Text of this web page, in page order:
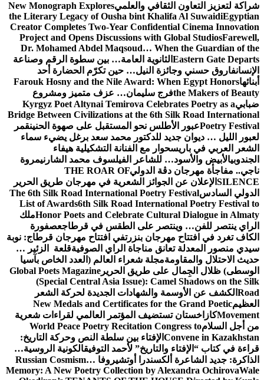
شراكة لتعزيز التعاون الثقافي والعلميNew Monograph Explores
the Literary Legacy of Ousha bint Khalifa Al SuwaidiEgyptian
Creator Completes Two-Year Confidential Cinema Innovation
Project and Opens Discussions with Global StudiosFarewell,
Dr. Mohamed Abdel Maqsoud… When the Guardian of the
Eastern Gate Departs الثانوية العامة… بين سطوة الرقم وصناعة
الإنسانفاروق حسني وجائزة النيل… حين تكرّم الحضارة أحد
أبنائهاFarouk Hosny and the Nile Award: When Egypt Honors
the Makers of Beautyفرج سليمان… عزف متميز ومشروع
ضبابيKyrgyz Poet Altynai Temirova Celebrates Poetry as a
Bridge Between Civilizations at the 6th Silk Road International
Poetry Festivalعبور الأطلس نحو المستقبل على صهوة الحنينقمر
لعبور الليل … ديوان جديد للدكتور محمد سعد برغل يضيء سماء
الشعر العربي في باريسحوار مع الفنانة التشكيلية هيفاء
الجندوبيالأبيض والأسود… للشاعر الفيلسوف محمد الشارنيمروة
ناجي.. مفاجأة مهرجان دڨة الدوليTHE ROAR OF
SILENCE الإعلان عن الجوائز الشعرية في مهرجان طريق الحرير
الدولي السادسThe 6th Silk Road International Poetry Festival
List of Awards6th Silk Road International Poetry Festival to
Honor Poets and Celebrate Cultural Dialogue in Almatyملك
الراي ينتصر للفن… وينتصر على الطقس في قرطاجعصفورة
الكاف تغرد في افتتاح مهرجان بنزرتفي افتتاح مهرجان قرطاج: نوبة
سيدي منصور المعدلة تعانق مناجاة الراي الصوفيةقلعة الزئير …
حديث الاحتلال والمقاومةمجلة شعراء العالم (العدد الخاص بآسيا
الوسطى) ظلال الجِمال على طريق الحرير Global Poets Magazine
(Special Central Asia Issue): Camel Shadows on the Silk
Road الكشف عن الأوسمة والشهادات الجديدة لحركة الشعر
العظيمNew Medals and Certificates for the Grand Poetic
Movementكازاخستان تستضيف المؤتمر العالمي لقراءات شعرية
من أجل السلامWorld Peace Poetry Recitation Congress to
Convene in Kazakhstan الإفتاء بين سلطة النص وحركة التاريخ:
قراءة في كتاب “الإفتاء والتاريخ” لأحمد التوفيقالكونية الروسية…
الذاكرة: جديد الشاعرة ألكسندرا أوتشيروفا Russian Cosmism…
Memory: A New Poetry Collection by Alexandra OchirovaWale